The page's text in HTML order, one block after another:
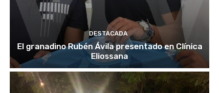
DESTACADA
El granadino Rubén Ávila presentado en Clínica
Eliossana